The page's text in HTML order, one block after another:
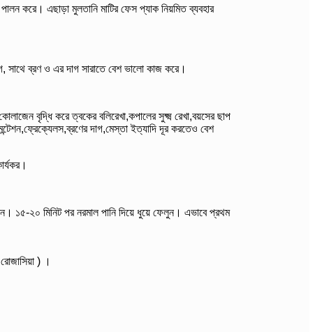
করে। এছাড়া মুলতানি মাটির ফেস প্যাক নিয়মিত ব্যবহার
সাথে ব্রণ ও এর দাগ সারাতে বেশ ভালো কাজ করে।
বৃদ্ধি করে ত্বকের বলিরেখা,কপালের সুক্ষ্ম রেখা,বয়সের ছাপ
দাগ,মেস্তা ইত্যাদি দূর করতেও বেশ
১৫-২০ মিনিট পর নরমাল পানি দিয়ে ধুয়ে ফেলুন। এভাবে প্রথম
) ।